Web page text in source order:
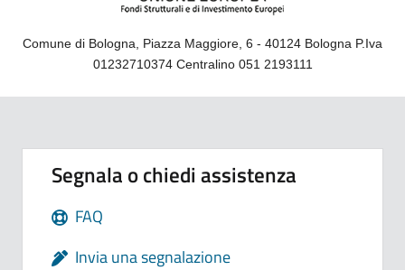
Comune di Bologna, Piazza Maggiore, 6 - 40124 Bologna P.Iva
01232710374 Centralino 051 2193111
Segnala o chiedi assistenza
FAQ
Invia una segnalazione